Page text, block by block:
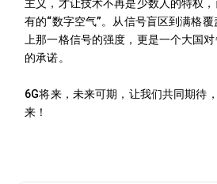
主义，才让技术不再是少数人的特权
有的“数字空气”。从信号盲区到满格
上那一格信号的强度，更是一个大国
的承诺。
6G将来，未来可期，让我们共同期待
来！